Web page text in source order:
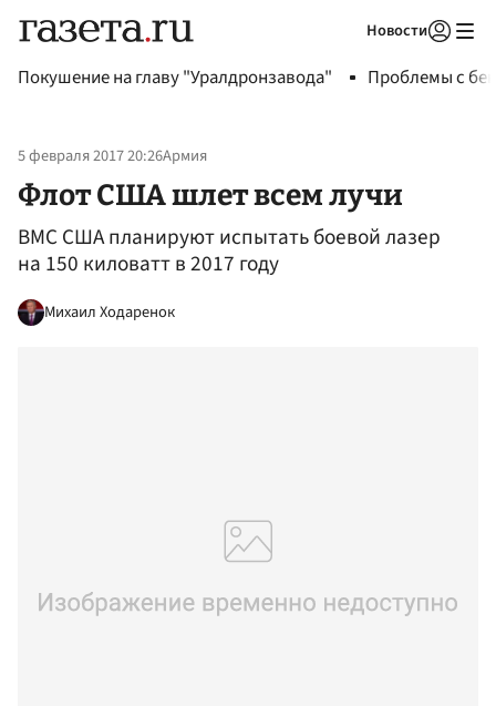
Новости
Покушение на главу "Уралдронзавода" Проблемы с
5 февраля 2017 20:26Армия
Флот США шлет всем лучи
ВМС США планируют испытать боевой лазер
на 150 киловатт в 2017 году
Михаил Ходаренок